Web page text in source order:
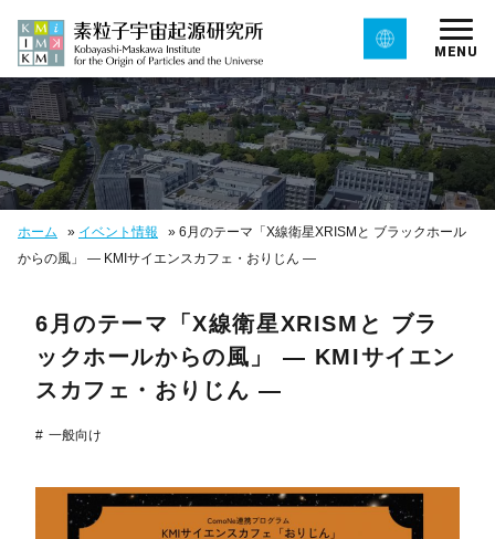
MENU
ホーム » イベント情報 » 6月のテーマ「X線衛星XRISMと ブラックホール
からの風」 — KMIサイエンスカフェ・おりじん —
6月のテーマ「X線衛星XRISMと ブラ
ックホールからの風」 — KMIサイエン
スカフェ・おりじん —
一般向け